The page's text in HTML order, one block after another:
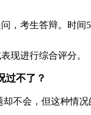
，考生答辩。时间5
现进行综合评分。
过不了？
不会，但这种情况